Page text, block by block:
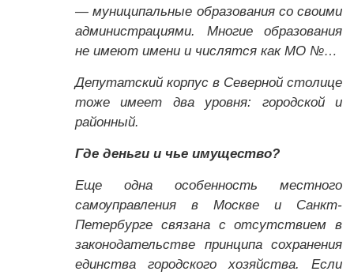
— муниципальные образования со своими
администрациями. Многие образования
не имеют имени и числятся как МО №…
Депутатский корпус в Северной столице
тоже имеет два уровня: городской и
районный.
Где деньги и чье имущество?
Еще одна особенность местного
самоуправления в Москве и Санкт-
Петербурге связана с отсутствием в
законодательстве принципа сохранения
единства городского хозяйства. Если